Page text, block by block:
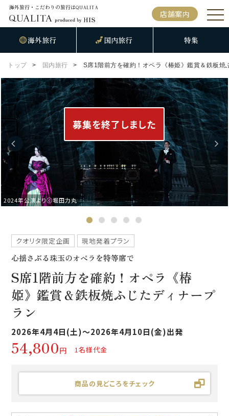
海外旅行・こだわりの旅行はQUALITA
店舗案内
海外旅行 国内旅行 特集
トップ 国内旅行 S席1階前方を確約！オペラ《椿姫》鑑賞＆鉄板焼
募集を終了しました
2024年公演よりⓒ堀田力丸
クオリタ限定企画 現地発着プラン
心揺さぶる珠玉のオペラを特等席で
S席1階前方を確約！オペラ《椿
姫》鑑賞＆鉄板焼ふじたディナープ
ラン
2026年4月4日(土)～2026年4月10日(金)出発
54,800円 1名様代金
商品の見どころをチェック